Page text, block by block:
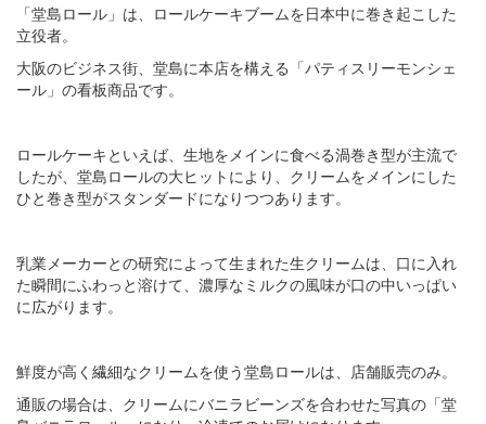
「堂島ロール」は、ロールケーキブームを日本中に巻き起こした
立役者。
大阪のビジネス街、堂島に本店を構える「パティスリーモンシェ
ール」の看板商品です。
ロールケーキといえば、生地をメインに食べる渦巻き型が主流で
したが、堂島ロールの大ヒットにより、クリームをメインにした
ひと巻き型がスタンダードになりつつあります。
乳業メーカーとの研究によって生まれた生クリームは、口に入れ
た瞬間にふわっと溶けて、濃厚なミルクの風味が口の中いっぱい
に広がります。
鮮度が高く繊細なクリームを使う堂島ロールは、店舗販売のみ。
通販の場合は、クリームにバニラビーンズを合わせた写真の「堂